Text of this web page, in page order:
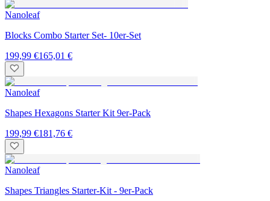
Nanoleaf
Blocks Combo Starter Set- 10er-Set
199,99 €165,01 €
Nanoleaf
Shapes Hexagons Starter Kit 9er-Pack
199,99 €181,76 €
Nanoleaf
Shapes Triangles Starter-Kit - 9er-Pack